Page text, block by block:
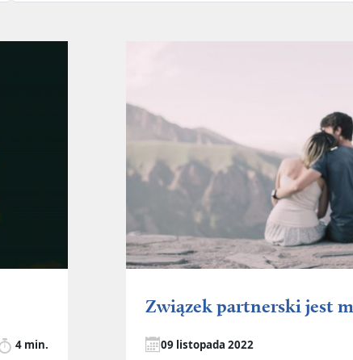
4 min.
Związek partnerski jest
09 listopada 2022